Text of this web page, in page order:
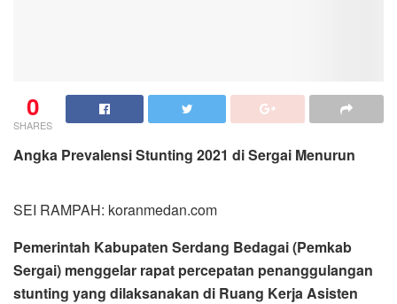
0
SHARES
Angka Prevalensi Stunting 2021 di Sergai Menurun
SEI RAMPAH: koranmedan.com
Pemerintah Kabupaten Serdang Bedagai (Pemkab
Sergai) menggelar rapat percepatan penanggulangan
stunting yang dilaksanakan di Ruang Kerja Asisten